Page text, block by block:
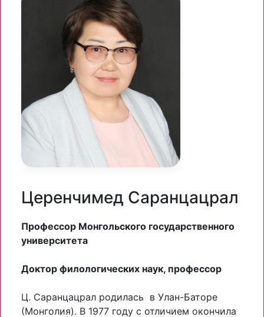
Церенчимед Саранцацрал
Профессор Монгольского государственного
университета
Доктор филологических наук, профессор
Ц. Саранцацрал родилась в Улан-Баторе
(Монголия). В 1977 году с отличием окончила